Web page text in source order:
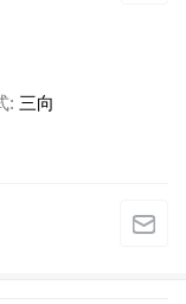
三向